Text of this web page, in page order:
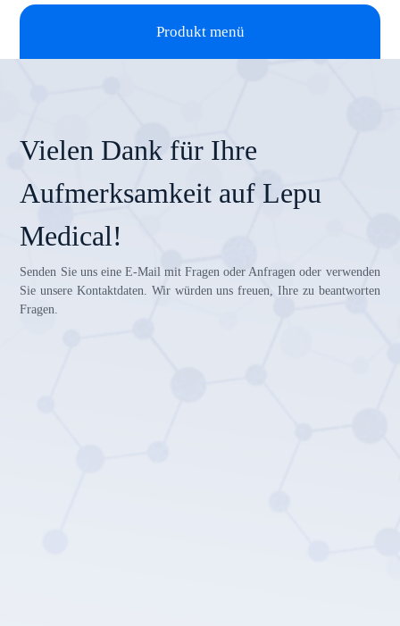
Produkt menü
Vielen Dank für Ihre
Aufmerksamkeit auf Lepu
Medical!
Senden Sie uns eine E-Mail mit Fragen oder Anfragen oder verwenden
Sie unsere Kontaktdaten. Wir würden uns freuen, Ihre zu beantworten
Fragen.